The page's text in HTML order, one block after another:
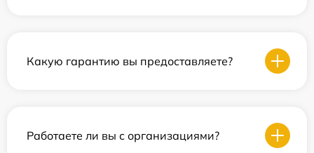
Какую гарантию вы предоставляете?
Работаете ли вы с организациями?